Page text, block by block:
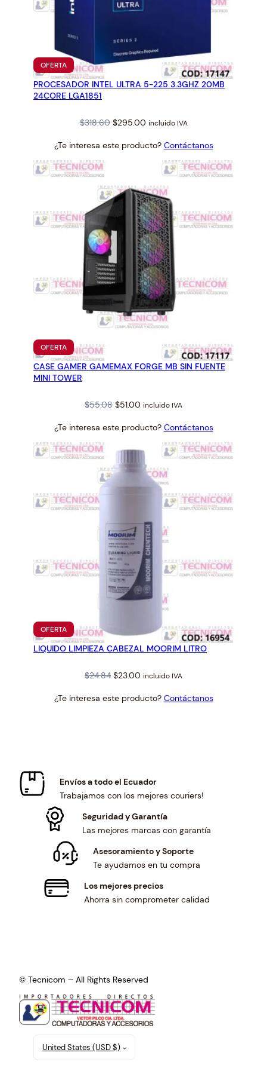
OFERTAPRODUCTO
EN
OFERTA
PROCESADOR INTEL ULTRA 5-225 3.3GHZ 20MB
24CORE LGA1851
$318.60 Original
was:
$295.00Current
is:
$295.00.
incluido IVA
¿Te interesa este producto? Contáctanos
OFERTAPRODUCTO
EN
OFERTA
CASE GAMER GAMEMAX FORGE MB SIN FUENTE
MINI TOWER
$55.08 Original
was:
$51.00 Current
is:
$51.00.
incluido IVA
¿Te interesa este producto? Contáctanos
OFERTAPRODUCTO
EN
OFERTA
LIQUIDO LIMPIEZA CABEZAL MOORIM LITRO
$24.84 Original
was:
$23.00 Current
is:
incluido IVA
¿Te interesa este producto? Contáctanos
Envíos a todo el Ecuador
Trabajamos con los mejores couriers!
Seguridad y Garantía
Las mejores marcas con garantía
Asesoramiento y Soporte
Te ayudamos en tu compra
Los mejores precios
Ahorra sin comprometer calidad
© Tecnicom – All Rights Reserved
United States (USD $)